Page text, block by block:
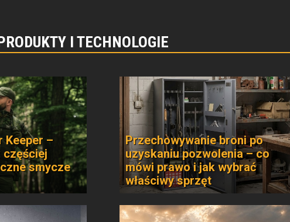
I TECHNOLOGIE
Keeper –
smycze
Przechowywanie broni po
uzyskaniu pozwolenia – co
mówi prawo i jak wybrać
właściwy sprzęt